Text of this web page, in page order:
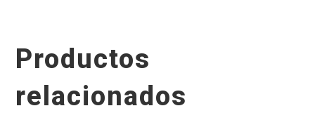
Productos
relacionados